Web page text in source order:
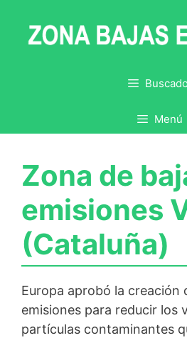
contenido
Menú
Zona de
emisiones
(Cataluña)
Europa aprobó la creación
emisiones para reducir los
partículas contaminantes